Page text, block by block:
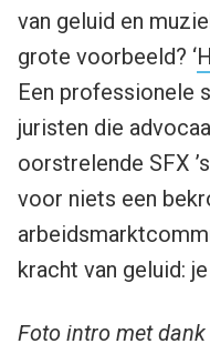
van geluid en
grote voorbeeld? ‘
Een professionele
juristen die
oorstrelende SFX
voor niets een
kracht van geluid:
Foto intro met